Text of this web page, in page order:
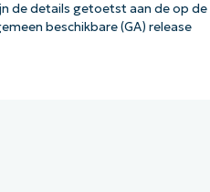
de details getoetst aan de op de
beschikbare (GA) release